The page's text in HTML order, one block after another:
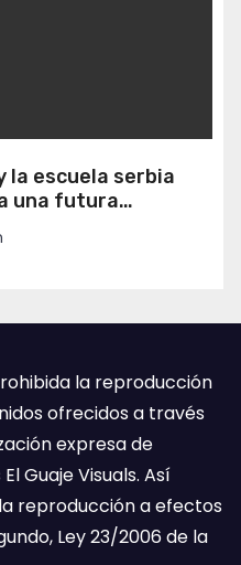
la escuela serbia
una futura
la reproducción
ofrecidos a través
expresa de
Guaje Visuals. Así
reproducción a efectos
Ley 23/2006 de la